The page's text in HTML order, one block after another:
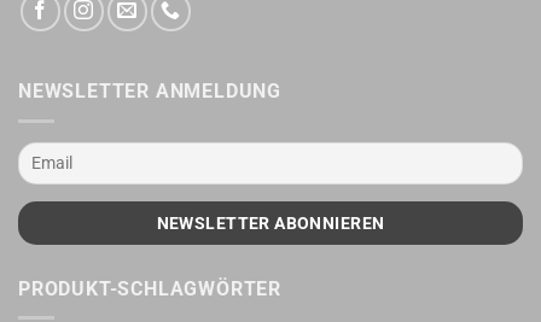
NEWSLETTER ANMELDUNG
PRODUKT-SCHLAGWÖRTER